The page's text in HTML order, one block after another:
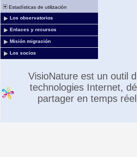
Estadísticas de utilización
Los observatorios
Enlaces y recursos
Misión migración
Los socios
VisioNature est un outil
technologies Internet,
partager en temps